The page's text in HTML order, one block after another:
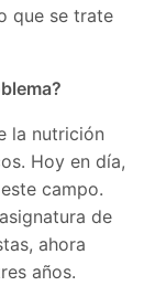
que se trate
la nutrición
Hoy en día,
campo.
de
ahora
años.